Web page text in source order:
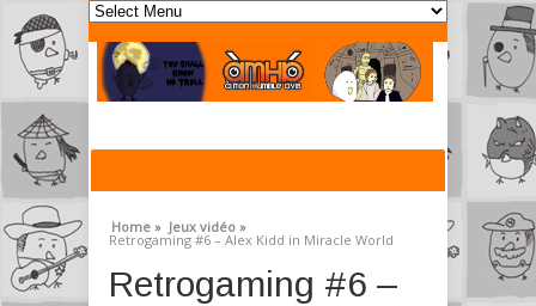
Home » Jeux vidéo »
Retrogaming #6 – Alex Kidd in Miracle World
Retrogaming #6 –